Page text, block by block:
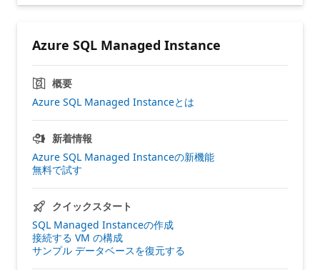
Azure SQL Managed Instance
概要
Azure SQL Managed Instanceとは
新着情報
Azure SQL Managed Instanceの新機能
無料で試す
クイックスタート
SQL Managed Instanceの作成
接続する VM の構成
サンプル データベースを復元する